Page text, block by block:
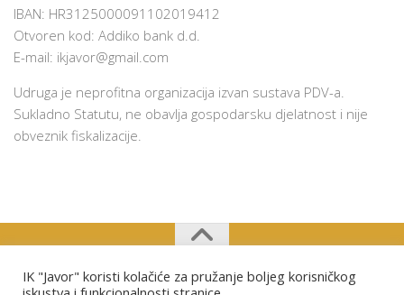
IBAN: HR3125000091102019412
Otvoren kod: Addiko bank d.d.
E-mail: ikjavor@gmail.com
Udruga je neprofitna organizacija izvan sustava PDV-a.
Sukladno Statutu, ne obavlja gospodarsku djelatnost i nije
obveznik fiskalizacije.
Izviđački klub "Javor" Osijek © 2026. Sva prava pridržana.
IK "Javor" koristi kolačiće za pružanje boljeg korisničkog